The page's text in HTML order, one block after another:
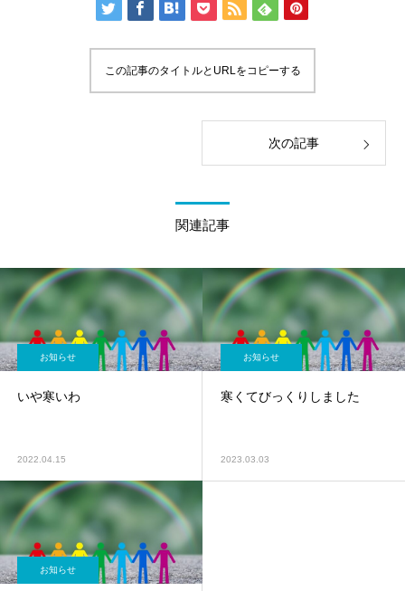
この記事のタイトルとURLをコピーする
次の記事
関連記事
お知らせ
いや寒いわ
2022.04.15
お知らせ
寒くてびっくりしました
2023.03.03
お知らせ